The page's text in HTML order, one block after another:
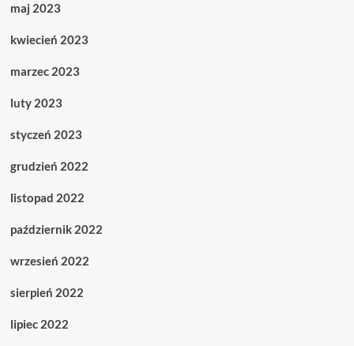
maj 2023
kwiecień 2023
marzec 2023
luty 2023
styczeń 2023
grudzień 2022
listopad 2022
październik 2022
wrzesień 2022
sierpień 2022
lipiec 2022